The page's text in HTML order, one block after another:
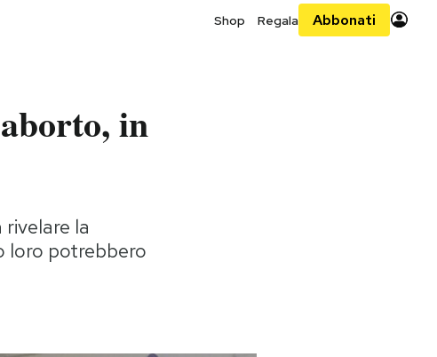
Shop Regala Abbonati
in
la
loro potrebbero